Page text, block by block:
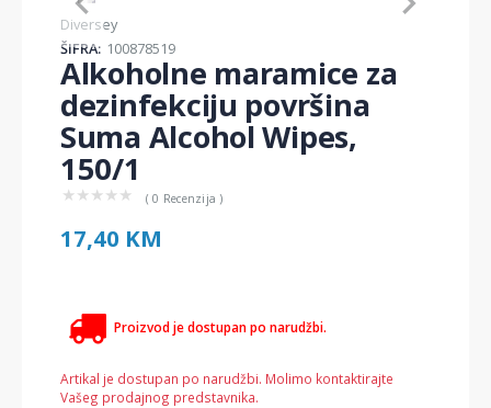
Item
1
of
1
Diversey
ŠIFRA: 100878519
Alkoholne maramice za
dezinfekciju površina
Suma Alcohol Wipes,
150/1
★ ★ ★ ★ ★ ( 0 Recenzija )
17,40 KM
Proizvod je dostupan po narudžbi.
Artikal je dostupan po narudžbi. Molimo kontaktirajte
Vašeg prodajnog predstavnika.